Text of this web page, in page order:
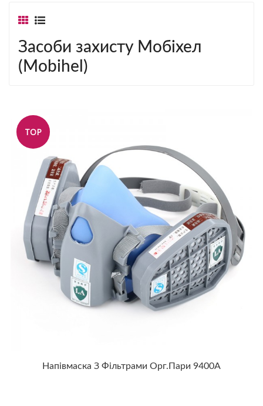
Засоби захисту Мобіхел
(Mobihel)
TOP
Напівмаска З Фільтрами Орг.пари 9400А